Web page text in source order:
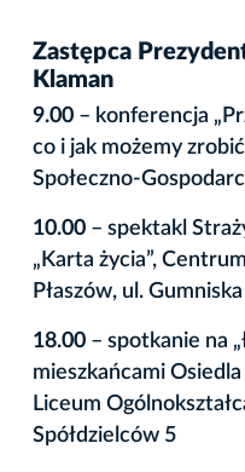
Zastępca
Klaman
9.00 – konferencja
co i jak możemy
Społeczno-
10.00 – spektakl
„Karta życia”,
Płaszów, ul.
18.00 – spotkanie na
mieszkańcami
Liceum
Spółdzielców 5